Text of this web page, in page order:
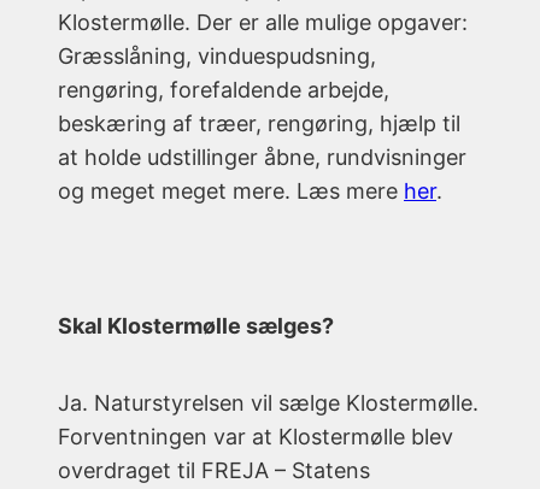
Klostermølle. Der er alle mulige opgaver:
Græsslåning, vinduespudsning,
rengøring, forefaldende arbejde,
beskæring af træer, rengøring, hjælp til
at holde udstillinger åbne, rundvisninger
og meget meget mere. Læs mere her.
Skal Klostermølle sælges?
Ja. Naturstyrelsen vil sælge Klostermølle.
Forventningen var at Klostermølle blev
overdraget til FREJA – Statens